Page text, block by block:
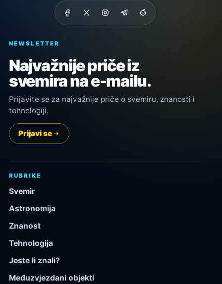
NEWSLETTER
Najvažnije priče iz
svemira na e-mailu.
Prijavite se za najvažnije priče o svemiru, znanosti i
tehnologiji.
Prijavi se
RUBRIKE
Svemir
Astronomija
Znanost
Tehnologija
Jeste li znali?
Međuzvjezdani objekti